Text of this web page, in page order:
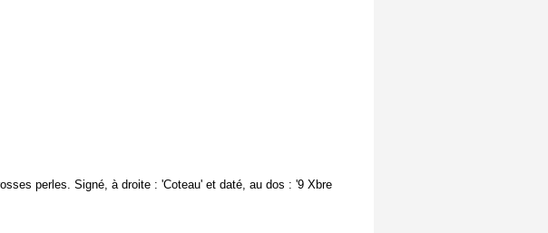
perles. Signé, à droite : 'Coteau' et daté, au dos : '9 Xbre